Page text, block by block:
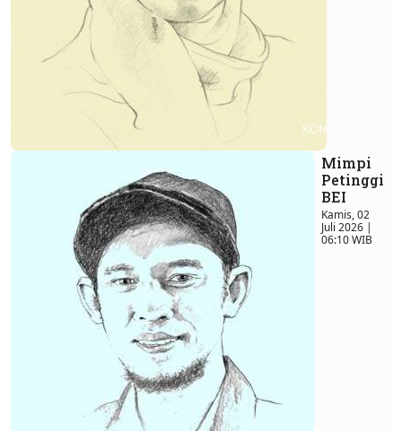
Mimpi
Petinggi
BEI
Kamis, 02
Juli 2026 |
06:10 WIB